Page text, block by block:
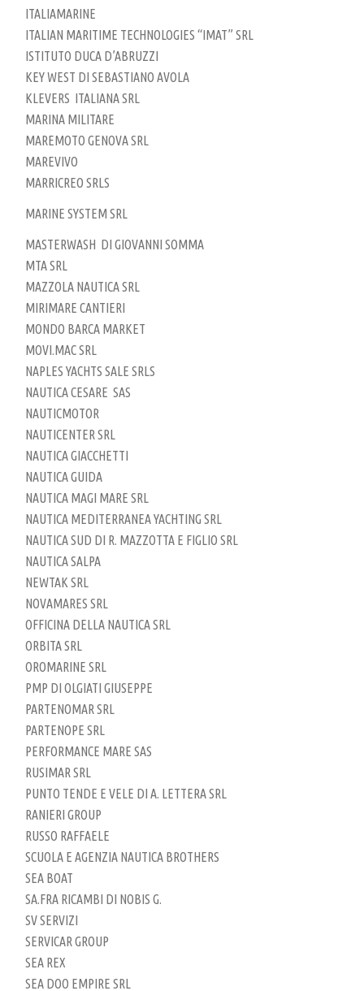
ITALIAMARINE
ITALIAN MARITIME TECHNOLOGIES “IMAT” SRL
ISTITUTO DUCA D’ABRUZZI
KEY WEST DI SEBASTIANO AVOLA
KLEVERS ITALIANA SRL
MARINA MILITARE
MAREMOTO GENOVA SRL
MAREVIVO
MARRICREO SRLS
MARINE SYSTEM SRL
MASTERWASH DI GIOVANNI SOMMA
MTA SRL
MAZZOLA NAUTICA SRL
MIRIMARE CANTIERI
MONDO BARCA MARKET
MOVI.MAC SRL
NAPLES YACHTS SALE SRLS
NAUTICA CESARE SAS
NAUTICMOTOR
NAUTICENTER SRL
NAUTICA GIACCHETTI
NAUTICA GUIDA
NAUTICA MAGI MARE SRL
NAUTICA MEDITERRANEA YACHTING SRL
NAUTICA SUD DI R. MAZZOTTA E FIGLIO SRL
NAUTICA SALPA
NEWTAK SRL
NOVAMARES SRL
OFFICINA DELLA NAUTICA SRL
ORBITA SRL
OROMARINE SRL
PMP DI OLGIATI GIUSEPPE
PARTENOMAR SRL
PARTENOPE SRL
PERFORMANCE MARE SAS
RUSIMAR SRL
PUNTO TENDE E VELE DI A. LETTERA SRL
RANIERI GROUP
RUSSO RAFFAELE
SCUOLA E AGENZIA NAUTICA BROTHERS
SEA BOAT
SA.FRA RICAMBI DI NOBIS G.
SV SERVIZI
SERVICAR GROUP
SEA REX
SEA DOO EMPIRE SRL